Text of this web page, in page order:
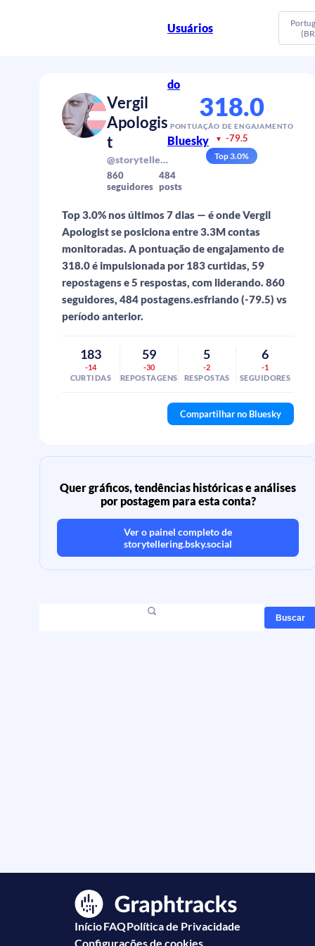
Usuários
do
Bluesky
Vergil
Apologis
t
@storytellering.bsky.social
860
seguidores
484
posts
318.0
PONTUAÇÃO DE ENGAJAMENTO
▼ -79.5
Top3.0%
Top 3.0% nos últimos 7 dias — é onde Vergil
Apologist se posiciona entre 3.3M contas
monitoradas. A pontuação de engajamento de
318.0 é impulsionada por 183 curtidas, 59
repostagens e 5 respostas, com liderando. 860
seguidores, 484 postagens.esfriando (-79.5) vs
período anterior.
183
-14
CURTIDAS
59
-30
REPOSTAGENS
5
-2
RESPOSTAS
6
-1
SEGUIDORES
Compartilhar no Bluesky
Quer gráficos, tendências históricas e análises
por postagem para esta conta?
Ver o painel completo de
storytellering.bsky.social
Buscar
InícioFAQPolítica de Privacidade
Configurações de cookies